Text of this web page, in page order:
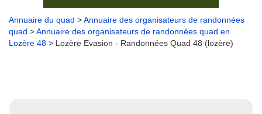
Annuaire du quad >Annuaire des organisateurs de randonnées
quad >Annuaire des organisateurs de randonnées quad en
Lozère 48 > Lozère Evasion - Randonnées Quad 48 (lozère)